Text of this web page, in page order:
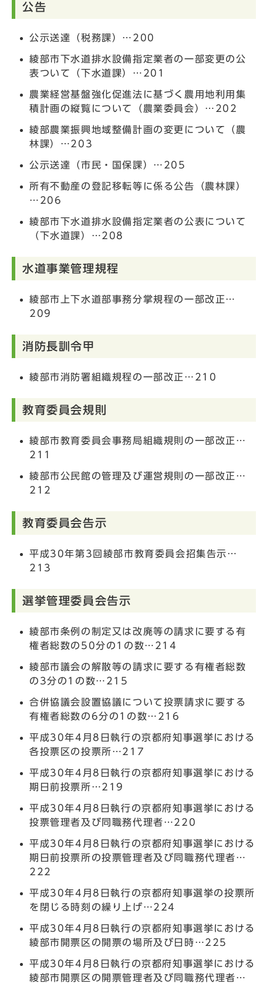
公告
公示送達（税務課）…200
綾部市下水道排水設備指定業者の一部変更の公
表ついて（下水道課）…201
農業経営基盤強化促進法に基づく農用地利用集
積計画の縦覧について（農業委員会）…202
綾部農業振興地域整備計画の変更について（農
林課）…203
公示送達（市民・国保課）…205
所有不動産の登記移転等に係る公告（農林課）
…206
綾部市下水道排水設備指定業者の公表について
（下水道課）…208
水道事業管理規程
綾部市上下水道部事務分掌規程の一部改正…
209
消防長訓令甲
綾部市消防署組織規程の一部改正…210
教育委員会規則
綾部市教育委員会事務局組織規則の一部改正…
211
綾部市公民館の管理及び運営規則の一部改正…
212
教育委員会告示
平成30年第3回綾部市教育委員会招集告示…
213
選挙管理委員会告示
綾部市条例の制定又は改廃等の請求に要する有
権者総数の50分の1の数…214
綾部市議会の解散等の請求に要する有権者総数
の3分の1の数…215
合併協議会設置協議について投票請求に要する
有権者総数の6分の1の数…216
平成30年4月8日執行の京都府知事選挙における
各投票区の投票所…217
平成30年4月8日執行の京都府知事選挙における
期日前投票所…219
平成30年4月8日執行の京都府知事選挙における
投票管理者及び同職務代理者…220
平成30年4月8日執行の京都府知事選挙における
期日前投票所の投票管理者及び同職務代理者…
222
平成30年4月8日執行の京都府知事選挙の投票所
を閉じる時刻の繰り上げ…224
平成30年4月8日執行の京都府知事選挙における
綾部市開票区の開票の場所及び日時…225
平成30年4月8日執行の京都府知事選挙における
綾部市開票区の開票管理者及び同職務代理者…